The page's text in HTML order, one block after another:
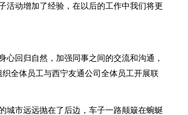
活动增加了经验，在以后的工作中我们将更
回归自然，加强同事之间的交流和沟通，
全体员工与西宁友通公司全体员工开展联
城市远远抛在了后边，车子一路颠簸在蜿蜒